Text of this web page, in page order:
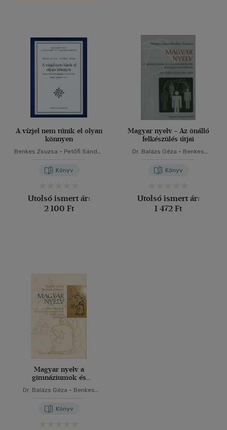
A vízjel nem tűnik el olyan
könnyen
Benkes Zsuzsa - Petőfi Sándor
Könyv
Utolsó ismert ár:
2 100 Ft
Magyar nyelv - Az önálló
felkészülés útjai
Dr. Balázs Géza - Benkes
Könyv
Utolsó ismert ár:
1 472 Ft
Magyar nyelv a
gimnáziumok és
évfolyama számára
Dr. Balázs Géza - Benkes
Könyv